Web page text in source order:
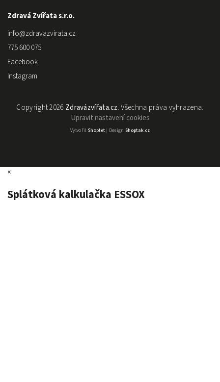
Zdravá Zvířata s.r.o.
info@zdravazvirata.cz
775 600 075
Facebook
Instagram
Copyright 2026 Zdravázvířata.cz. Všechna práva vyhrazena.
Upravit nastavení cookies
Vytvořil Shoptet| Design Shoptak.cz
×
Splátková kalkulačka ESSOX